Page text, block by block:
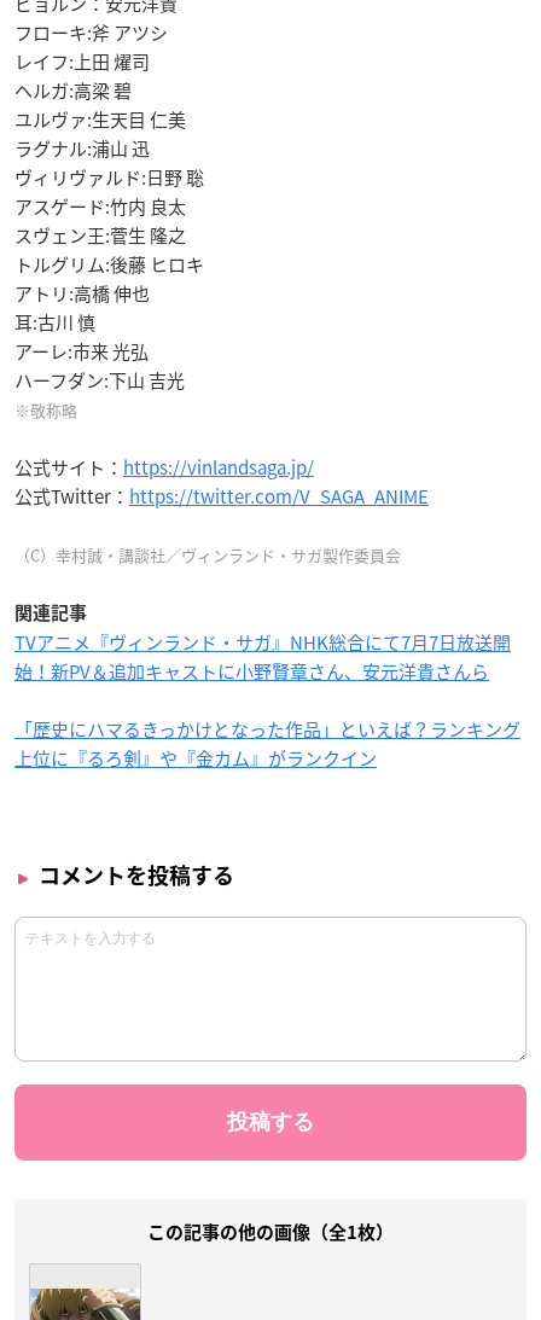
フローキ:斧 アツシ
レイフ:上田 燿司
ヘルガ:高梁 碧
ユルヴァ:生天目 仁美
ラグナル:浦山 迅
ヴィリヴァルド:日野 聡
アスゲード:竹内 良太
スヴェン王:菅生 隆之
トルグリム:後藤 ヒロキ
アトリ:高橋 伸也
耳:古川 慎
アーレ:市来 光弘
ハーフダン:下山 吉光
※敬称略
公式サイト： https://vinlandsaga.jp/
公式Twitter： https://twitter.com/V_SAGA_ANIME
（C）幸村誠・講談社／ヴィンランド・サガ製作委員会
関連記事
TVアニメ『ヴィンランド・サガ』NHK総合にて7月7日放送開
始！新PV＆追加キャストに小野賢章さん、安元洋貴さんら
「歴史にハマるきっかけとなった作品」といえば？ランキング
上位に『るろ剣』や『金カム』がランクイン
コメントを投稿する
この記事の他の画像（全1枚）